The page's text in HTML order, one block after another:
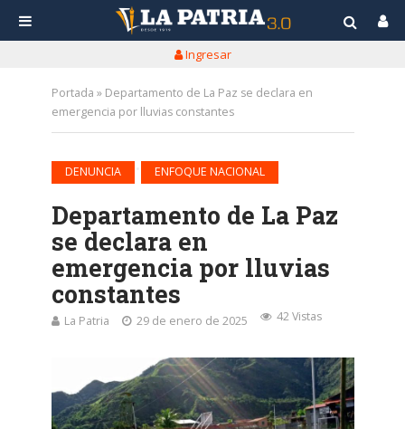
Ingresar
Portada » Departamento de La Paz se declara en
emergencia por lluvias constantes
DENUNCIA ENFOQUE NACIONAL
Departamento de La Paz
se declara en
emergencia por lluvias
constantes
La Patria 29 de enero de 2025 42 Vistas